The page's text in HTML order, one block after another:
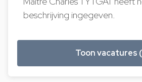
beschrijving ingegeven.
Toon vacatures